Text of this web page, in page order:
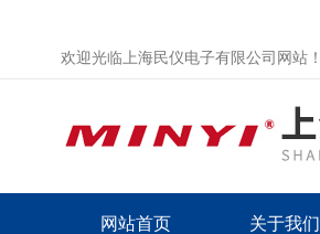
欢迎光临上海民仪电子有限公司网站！
网站首页 关于我们